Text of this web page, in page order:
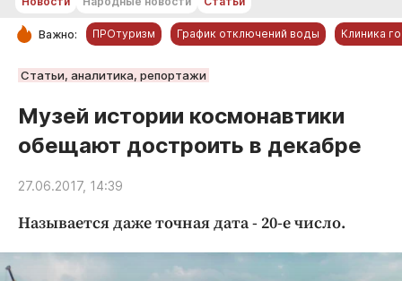
РУБРИКИ
Обнинск
Новости компаний
Статьи
Народные новости
Криминал
Важно: ПРОтуризм График отключений воды Клиника
Статьи, аналитика, репортажи
Музей истории космонавтики
обещают достроить в декабре
27.06.2017, 14:39
Называется даже точная дата - 20-е число.